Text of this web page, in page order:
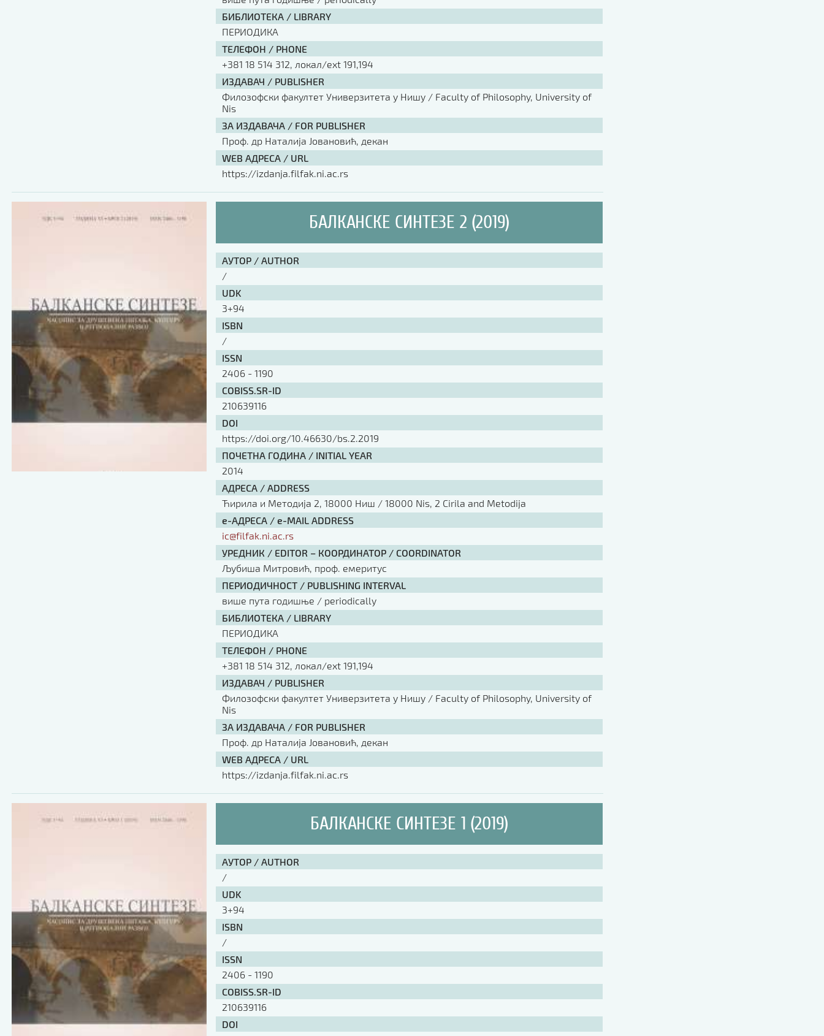
БИБЛИОТЕКА / LIBRARY
ПЕРИОДИКА
ТЕЛЕФОН / PHONE
+381 18 514 312, локал/ext 191,194
ИЗДАВАЧ / PUBLISHER
Филозофски факултет Универзитета у Нишу / Faculty of Philosophy, University of
Nis
ЗА ИЗДАВАЧА / FOR PUBLISHER
Проф. др Наталија Јовановић, декан
WEB АДРЕСА / URL
https://izdanja.filfak.ni.ac.rs
БАЛКАНСКЕ СИНТЕЗЕ 2 (2019)
АУТОР / AUTHOR
/
UDK
3+94
ISBN
/
ISSN
2406 - 1190
COBISS.SR-ID
210639116
DOI
https://doi.org/10.46630/bs.2.2019
ПОЧЕТНА ГОДИНА / INITIAL YEAR
2014
АДРЕСА / ADDRESS
Ћирила и Методија 2, 18000 Ниш / 18000 Nis, 2 Cirila and Metodija
е-АДРЕСА / e-MAIL ADDRESS
ic@filfak.ni.ac.rs
УРЕДНИК / EDITOR – КООРДИНАТОР / COORDINATOR
Љубиша Митровић, проф. емеритус
ПЕРИОДИЧНОСТ / PUBLISHING INTERVAL
више пута годишње / periodically
БИБЛИОТЕКА / LIBRARY
ПЕРИОДИКА
ТЕЛЕФОН / PHONE
+381 18 514 312, локал/ext 191,194
ИЗДАВАЧ / PUBLISHER
Филозофски факултет Универзитета у Нишу / Faculty of Philosophy, University of
Nis
ЗА ИЗДАВАЧА / FOR PUBLISHER
Проф. др Наталија Јовановић, декан
WEB АДРЕСА / URL
https://izdanja.filfak.ni.ac.rs
БАЛКАНСКЕ СИНТЕЗЕ 1 (2019)
АУТОР / AUTHOR
/
UDK
3+94
ISBN
/
ISSN
2406 - 1190
COBISS.SR-ID
210639116
DOI